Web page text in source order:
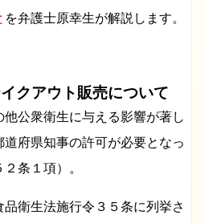
を弁護士原幸生が解説します。
クアウト販売について
公衆衛生に与える影響が著し
府県知事の許可が必要となっ
条１項）。
衛生法施行令３５条に列挙さ